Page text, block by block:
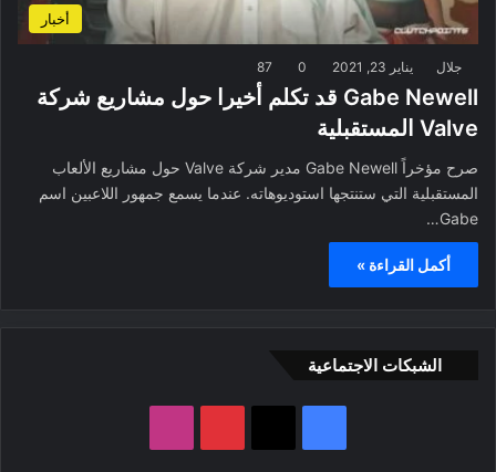
أخبار
جلال يناير 23, 2021 0
87
Gabe Newell قد تكلم أخيرا حول مشاريع شركة
Valve المستقبلية
صرح مؤخراً Gabe Newell مدير شركة Valve حول مشاريع الألعاب
المستقبلية التي ستنتجها استوديوهاته. عندما يسمع جمهور اللاعبين اسم
Gabe…
أكمل القراءة »
الشبكات الاجتماعية